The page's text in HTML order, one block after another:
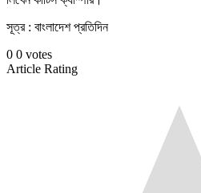
সূত্র : বাংলাদেশ প্রতিদিন
0 0 votes
Article Rating